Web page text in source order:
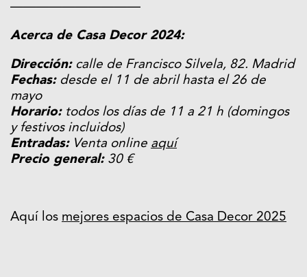
——————————
Acerca de Casa Decor 2024:
Dirección:calle de Francisco Silvela, 82. Madrid
Fechas:desde el 11 de abril hasta el 26 de
mayo
Horario:todos los días de 11 a 21 h (domingos
y festivos incluidos)
Entradas:Venta online aquí
Precio general:30 €
Aquí los mejores espacios de Casa Decor 2025